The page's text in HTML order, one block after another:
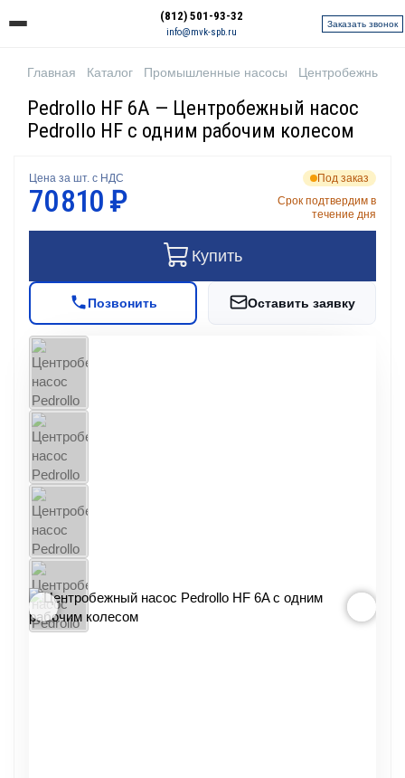
(812) 501-93-32
info@mvk-spb.ru
Заказать звонок
Главная Каталог Промышленные насосы Центробежные
Pedrollo HF 6A — Центробежный насос
Pedrollo HF с одним рабочим колесом
Цена за шт. с НДС
70 810 ₽
Под заказ
Срок подтвердим в
течение дня
Купить
Позвонить Оставить заявку